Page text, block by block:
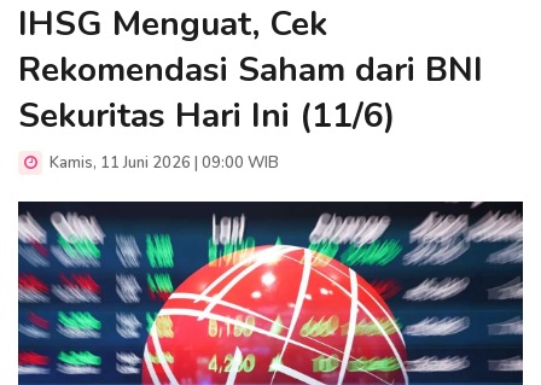
IHSG Menguat, Cek
Rekomendasi Saham dari BNI
Sekuritas Hari Ini (11/6)
Kamis, 11 Juni 2026 | 09:00 WIB